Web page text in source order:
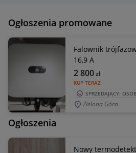
Ogłoszenia promowane
Falownik
16,9 A
KUP TERAZ
2 800zł
SPRZEDAJĄCY:
Zielona Góra
Ogłoszenia
Nowy